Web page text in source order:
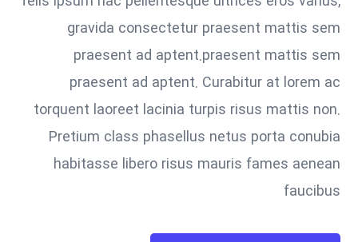
gravida consectetur praesent mattis sem
praesent ad aptent.praesent mattis sem
praesent ad aptent. Curabitur at lorem ac
torquent laoreet lacinia turpis risus mattis non.
Pretium class phasellus netus porta conubia
habitasse libero risus mauris fames aenean
faucibus